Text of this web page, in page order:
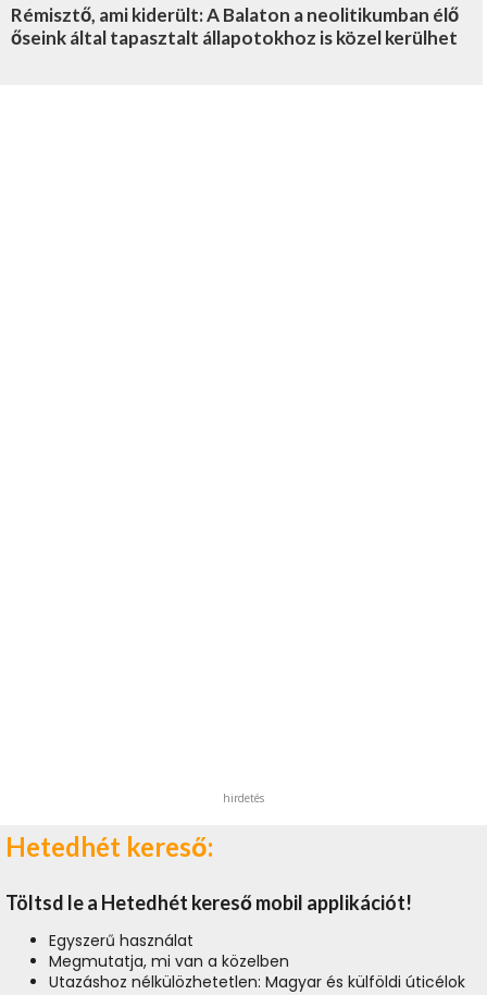
Rémisztő, ami kiderült: A Balaton a neolitikumban élő
őseink által tapasztalt állapotokhoz is közel kerülhet
hirdetés
Hetedhét kereső:
Töltsd le a Hetedhét kereső mobil applikációt!
Egyszerű használat
Megmutatja, mi van a közelben
Utazáshoz nélkülözhetetlen: Magyar és külföldi úticélok